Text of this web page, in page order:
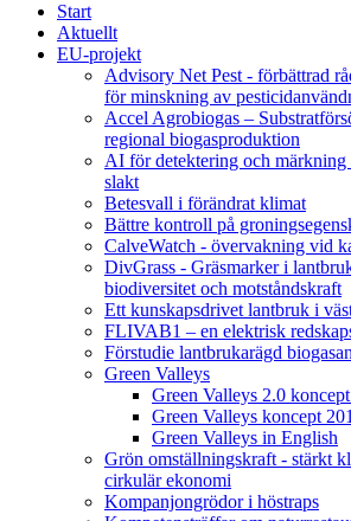
Start
Aktuellt
EU-projekt
Advisory Net Pest - förbättrad
för minskning av
Accel Agrobiogas –
regional biogasproduktion
AI för detektering och märkning
slakt
Betesvall i förändrat klimat
Bättre kontroll på
CalveWatch - övervakning vid
DivGrass - Gräsmarker i
biodiversitet och motståndskraft
Ett kunskapsdrivet lantbruk i
FLIVAB1 – en elektrisk
Förstudie lantbrukarägd
Green Valleys
Green Valleys 2.0
Green Valleys koncept
Green Valleys in English
Grön omställningskraft - stärkt
cirkulär ekonomi
Kompanjongrödor i höstraps